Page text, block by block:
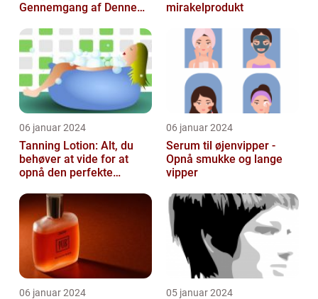
Gennemgang af Denne
Kosmetikfavorit
mirakelprodukt
06 januar 2024
Tanning Lotion: Alt, du
behøver at vide for at
opnå den perfekte
06 januar 2024
Serum til øjenvipper -
Opnå smukke og lange
vipper
06 januar 2024 05 januar 2024